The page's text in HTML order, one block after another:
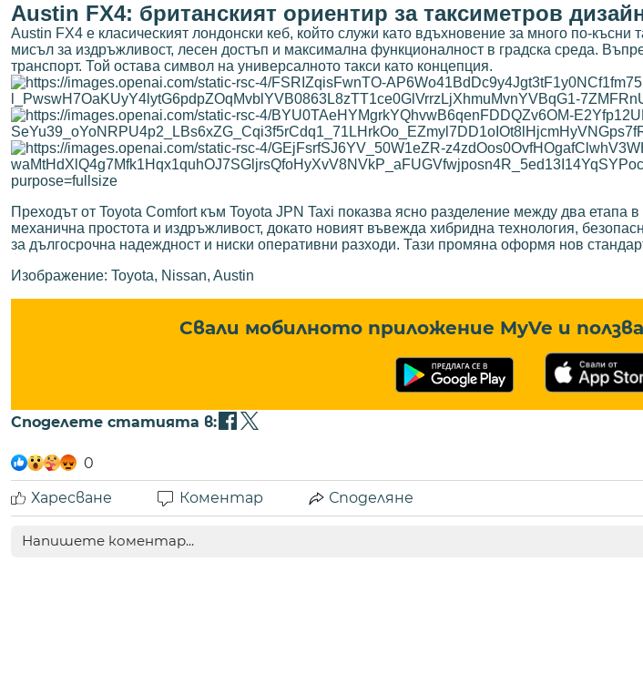
Austin FX4: британският ориентир за таксиметров
Austin FX4 е класическият лондонски кеб, който служи като вдъхновение за много по-
мисъл за издръжливост, лесен достъп и максимална функционалност в градска среда.
транспорт. Той остава символ на универсалното такси като концепция.
Преходът от Toyota Comfort към Toyota JPN Taxi показва ясно разделение между два етапа
механична простота и издръжливост, докато новият въвежда хибридна технология,
за дългосрочна надеждност и ниски оперативни разходи. Тази промяна оформя нов
Изображение: Toyota, Nissan, Austin
Свали мобилното приложение MyVe и
Споделете статията в:
0
Харесване
Коментар Споделяне